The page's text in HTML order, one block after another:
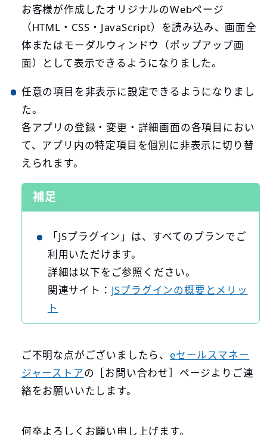
お客様が作成したオリジナルのWebページ
（HTML・CSS・JavaScript）を読み込み、画面全
体またはモーダルウィンドウ（ポップアップ画
面）として表示できるようになりました。
任意の項目を非表示に設定できるようになりまし
た。
各アプリの登録・変更・詳細画面の各項目におい
て、アプリ内の特定項目を個別に非表示に切り替
えられます。
補足
「JSプラグイン」は、すべてのプランでご
利用いただけます。
詳細は以下をご参照ください。
関連サイト： JSプラグインの概要とメリッ
ト
ご不明な点がございましたら、 eセールスマネー
ジャーストアの［お問い合わせ］ページよりご連
絡をお願いいたします。
何卒よろしくお願い申し上げます。